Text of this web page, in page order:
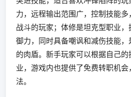
力，远程输出范围广，控制技能
战斗的玩家；体修是坦克型职业
御力，同时具备嘲讽和减伤技能
的肉盾。新手玩家可以根据自己
业，游戏内也提供了免费转职机
法。